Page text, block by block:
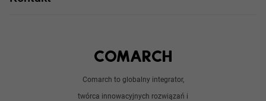
Comarch to globalny integrator,
twórca innowacyjnych rozwiązań i
Doświadczeni programiści